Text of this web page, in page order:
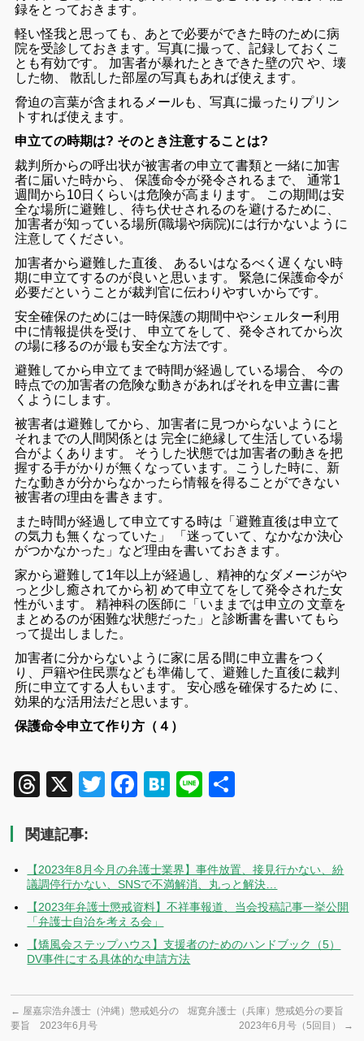
録をとっておき ます。
軽い怪我と 思って も あとで必要ができ た時のために病
院を受診 しておき ます。写真に撮って 、記録しておく こ
と も有効です。 加害者が暴れた とき でき た壁の穴や 、壊
した物 、散乱した部屋の写真もあれば使え ます。
脅迫の言葉が含まれるメールも 、写真に撮ったり プリン
トすれば使え ます。
申立ての時期は? そのとき注意することは?
裁判所からの呼出状が被害者の申立て書類と一緒に加害
者に 届いた時から 、保護命令が発令される まで、通常1
週間から10日 くらいは危険が高まり ます。 この期間は安
全な場所に避難し 、待ち伏せされるのを避けるために
加害者が知っている場所(職場や病院)には行かないよう に
注意して ください。
加害者から避難した直後 あるいはなるべく遅く ない時
期に申立てするのが良いと 思い ます。 緊急に保護命令が
必要だという こと が裁判官に伝わりやすいからです。
安全確保のためには一時保護の期間中やシェルター利用
中に情報提供を受け 申立て を して 、発令されてから次
の場に移るのが最も安全な方法です。
避難してから申立て まで時間が経過 している場合 、今の
時点での加害者の危険な動き があればそれを申立書に書
く よう に し ます。
被害者は避難してから 加害者に 見つからないよう に と
それまでの人間関係と は 完全に絶縁 して生活している場
合がよく あり ます。 そうした状態では加害者の動き を把
握する手がかり が無くなってい ます。 こうした時に
新
たな動き が分からなかったら情報 を得る こと ができ ない
被害者の理由を書き ます。
また時間が経過 して申立てする時は 「避難直後は申立て
の気力 も無くなっていた 」 「迷っていて なかなか決心
がつかなかった 」 など理由を書いておき ます。
家から避難して1年以上が経過 し 、精神的なダメージがや
っと 少し癒されてから初めて申立て を して発令された女
性がい ます。精神科の医師に 「 いま までは申立の文章を
まとめるのが困難な状態だった 」 と診断書を書いて もら
って提出 し ました 。
加害者に分からないよう に家に 居る 間に申立書をつく
り
戸籍や住民票なども準備して 、避難した直後に裁判
所に申立てする 人 もい ます。安心感を確保するため に
効果的な活用法だと 思い ます。
保護命令申立て作り方（４）
Threads
X TwitterFacebook
Hatena
Line
関連記事:
【2023年8月今月の弁護士業界】事件放置、接見行かない、紛
議調停行かない、SNSで不満解消、丸っと解決…
【2023年弁護士懲戒資料】不祥事報道、当会投稿記事一挙公開
「弁護士自治を考える会」
【矯風会ステップハウス】支援者のためのハンドブック（5）
DV事件にする具体的な申請方法
← 屋嘉宗浩弁護士（沖縄）懲戒処分の
要旨 2023年6月号
堀寛弁護士（兵庫）懲戒処分の要旨
2023年6月号（5回目）
→